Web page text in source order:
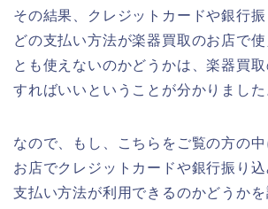
その結果、クレジットカードや銀行
どの支払い方法が楽器買取のお店で
とも使えないのかどうかは、楽器買
すればいいということが分かりました
なので、もし、こちらをご覧の方の
お店でクレジットカードや銀行振り
支払い方法が利用できるのかどうか